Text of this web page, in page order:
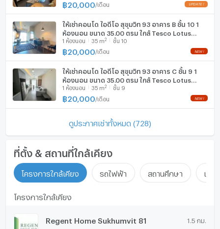
฿20,000 /เดือน
ให้เช่าคอนโด ไอดีโอ สุขุมวิท 93 อาคาร B ชั้น 10 1
ห้องนอน ขนาด 35.00 ตรม ใกล้ Tesco Lotus
อ่อนนุช
1 ห้องนอน 35 m2 ชั้น 10
฿20,000 /เดือน
ให้เช่าคอนโด ไอดีโอ สุขุมวิท 93 อาคาร C ชั้น 9 1
ห้องนอน ขนาด 35.00 ตรม ใกล้ Tesco Lotus
อ่อนนุช
1 ห้องนอน 35 m2 ชั้น 9
฿20,000 /เดือน
ดูประกาศเช่าทั้งหมด (728)
ที่ตั้ง & สถานที่ใกล้เคียง
โครงการใกล้เคียง รถไฟฟ้า สถานศึกษา แหล่
โครงการใกล้เคียง
Regent Home Sukhumvit 81 1.5 กม.